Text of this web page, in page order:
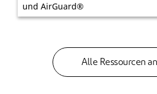
und AirGuard®
Alle Ressourcen